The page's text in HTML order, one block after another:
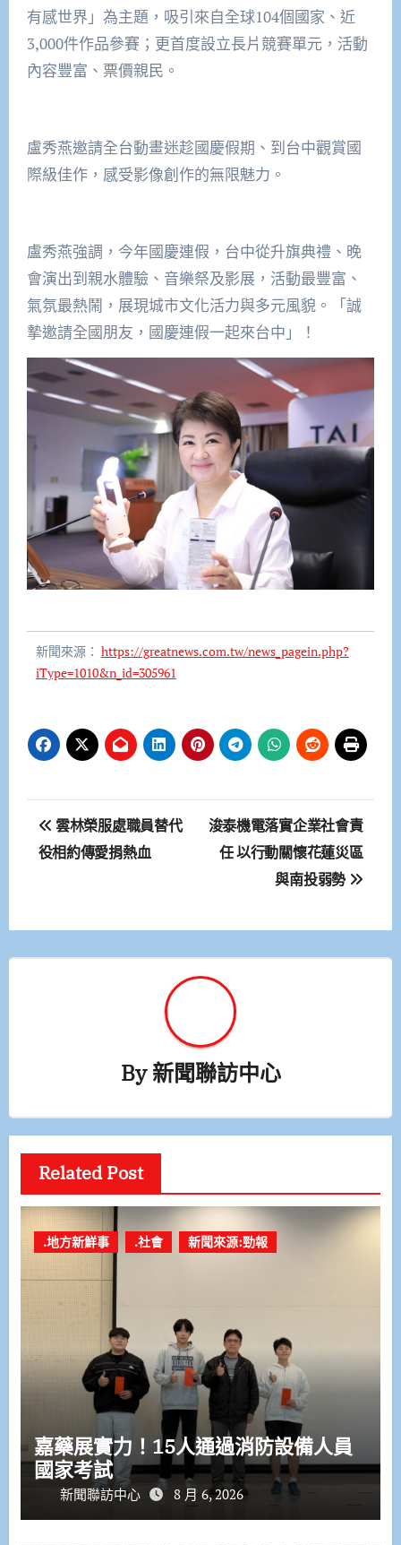
有感世界」為主題，吸引來自全球104個國家、近
3,000件作品參賽；更首度設立長片競賽單元，活動
內容豐富、票價親民。
盧秀燕邀請全台動畫迷趁國慶假期、到台中觀賞國
際級佳作，感受影像創作的無限魅力。
盧秀燕強調，今年國慶連假，台中從升旗典禮、晚
會演出到親水體驗、音樂祭及影展，活動最豐富、
氣氛最熱鬧，展現城市文化活力與多元風貌。「誠
摯邀請全國朋友，國慶連假一起來台中」！
新聞來源： https://greatnews.com.tw/news_pagein.php?
iType=1010&n_id=305961
文
章
覽
雲林榮服處職員替代
役相約傳愛捐熱血
浚泰機電落實企業社會責
任 以行動關懷花蓮災區
與南投弱勢
By新聞聯訪中心
Related Post
.地方新鮮事 .社會 新聞來源:勁報
嘉藥展實力！15人通過消防設備人員
國家考試
新聞聯訪中心 8 月 6, 2026